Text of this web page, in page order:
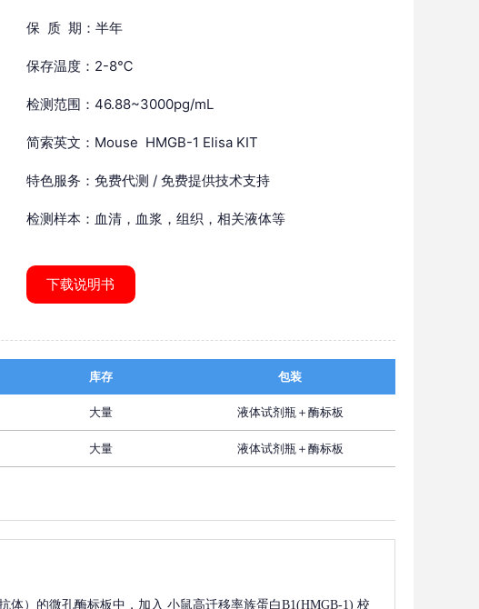
保 质 期：半年
保存温度：2-8℃
检测范围：46.88~3000pg/mL
简索英文：Mouse HMGB-1 Elisa KIT
特色服务：免费代测 / 免费提供技术支持
检测样本：血清，血浆，组织，相关液体等
下载说明书
库存 包装
大量 液体试剂瓶＋酶标板
大量 液体试剂瓶＋酶标板
体）的微孔酶标板中，加入 小鼠高迁移率族蛋白B1(HMGB-1) 校